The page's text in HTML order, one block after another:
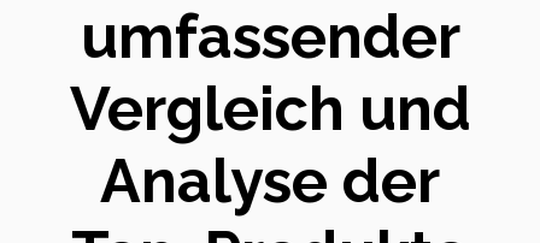
umfassender
Vergleich und
Analyse der